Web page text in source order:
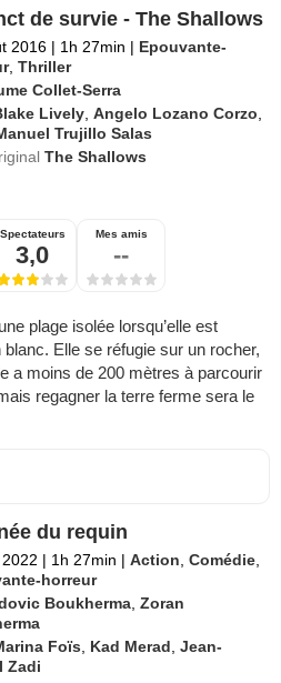
de survie - The Shallows
2016 | 1h 27min | Epouvante-
,Thriller
Collet-Serra
Lively ,Angelo Lozano Corzo
Trujillo Salas
The Shallows
Spectateurs
3,0
Mes amis
--
plage isolée lorsqu’elle est
Elle se réfugie sur un rocher,
a moins de 200 mètres à parcourir
regagner la terre ferme sera le
du requin
| 1h 27min | Action ,Comédie
horreur
Boukherma ,Zoran
Foïs Kad Merad ,Jean-
Zadi